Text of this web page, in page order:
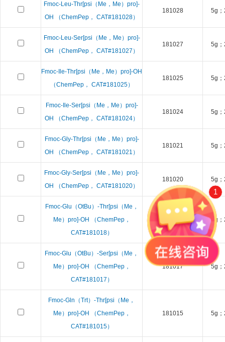
Fmoc-Leu-Thr[psi（Me，Me）pro]-
OH （ChemPep， CAT#181028）
181028 5g
Fmoc-Leu-Ser[psi（Me，Me）pro]-
OH （ChemPep， CAT#181027）
181027 5g
Fmoc-Ile-Thr[psi（Me，Me）pro]-OH
（ChemPep， CAT#181025）
181025 5g
Fmoc-Ile-Ser[psi（Me，Me）pro]-
OH （ChemPep， CAT#181024）
181024 5g
Fmoc-Gly-Thr[psi（Me，Me）pro]-
OH （ChemPep， CAT#181021）
181021 5g
Fmoc-Gly-Ser[psi（Me，Me）pro]-
OH （ChemPep， CAT#181020）
181020 5g
Fmoc-Glu（OtBu）-Thr[psi（Me，
Me）pro]-OH （ChemPep，
CAT#181018）
5g
Fmoc-Glu（OtBu）-Ser[psi（Me，
Me）pro]-OH （ChemPep，
CAT#181017）
181017 5g
Fmoc-Gln（Trt）-Thr[psi（Me，
Me）pro]-OH （ChemPep，
CAT#181015）
181015 5g
1